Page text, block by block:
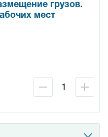
грузов.
мест